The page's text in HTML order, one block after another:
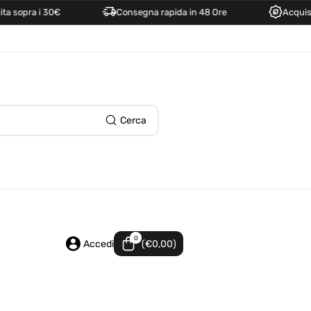
i 30€ Consegna rapida in 48 Ore Acquisti
Cerca
Accedi (€0,00)
0
articoli